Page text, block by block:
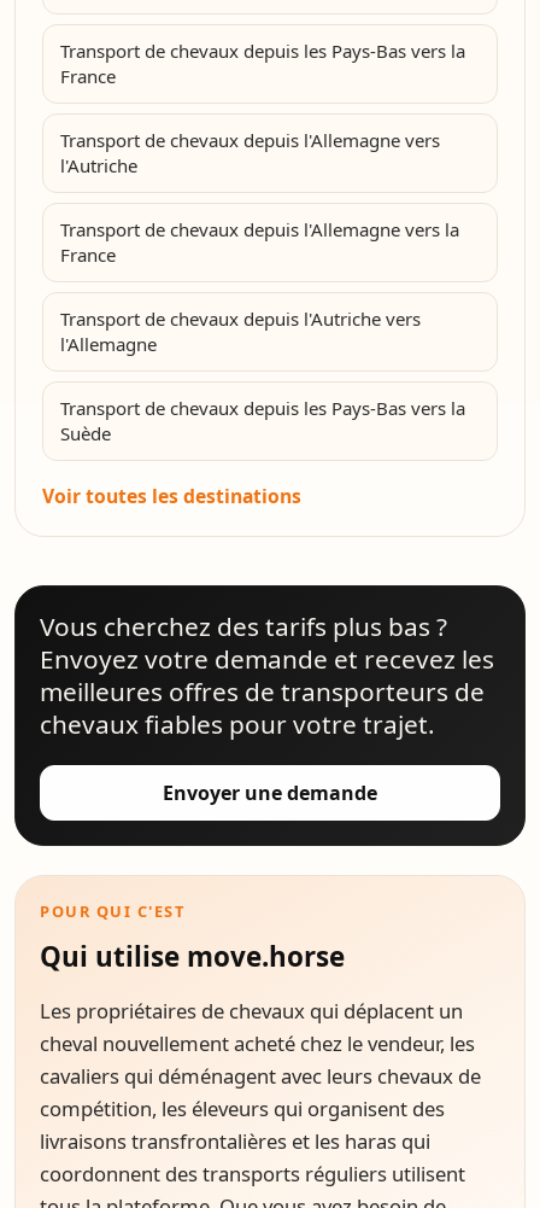
Transport de chevaux depuis les Pays-Bas vers la
France
Transport de chevaux depuis l'Allemagne vers
l'Autriche
Transport de chevaux depuis l'Allemagne vers la
France
Transport de chevaux depuis l'Autriche vers
l'Allemagne
Transport de chevaux depuis les Pays-Bas vers la
Suède
Voir toutes les destinations
Vous cherchez des tarifs plus bas ?
Envoyez votre demande et recevez les
meilleures offres de transporteurs de
chevaux fiables pour votre trajet.
Envoyer une demande
POUR QUI C'EST
Qui utilise move.horse
Les propriétaires de chevaux qui déplacent un
cheval nouvellement acheté chez le vendeur, les
cavaliers qui déménagent avec leurs chevaux de
compétition, les éleveurs qui organisent des
livraisons transfrontalières et les haras qui
coordonnent des transports réguliers utilisent